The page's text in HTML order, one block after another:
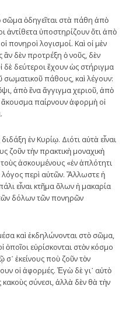
σῶμα ὁδηγεῖται στὰ πάθη ἀπὸ
ἀντίθετα ὑποστηρίζουν ὅτι ἀπὸ
πονηροὶ λογισμοί. Καὶ οἱ μὲν
δὲν προτρέξη ὁ νοῦς, δὲν
δεύτεροι ἔχουν ὡς στήριγμα
σωματικοῦ πάθους, καὶ λέγουν:
ἀπὸ ἕνα ἄγγιγμα χεριοῦ, ἀπὸ
παίρνουν ἀφορμὴ οἱ
ἐν Κυρίῳ. Διότι αὐτὰ εἶναι
ζοῦν τὴν πρακτικὴ μοναχικὴ
ἀσκουμένους «ἐν ἁπλότητι
λόγος περὶ αὐτῶν. Ἄλλωστε ἡ
εἶναι κτῆμα ὅλων ἡ μακαρία
δόλων τῶν πονηρῶν
καὶ ἐκδηλώνονται στὸ σῶμα,
ὁποῖοι εὑρίσκονται στὸν κόσμο
ἐκείνους ποὺ ζοῦν τὸν
οἱ ἀφορμές. Ἐγὼ δὲ γι᾿ αὐτὸ
σύνεσι, ἀλλὰ δὲν θὰ τὴν